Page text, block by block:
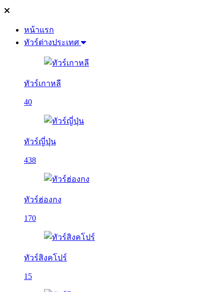
หน้าแรก
ทัวร์ต่างประเทศ
ทัวร์เกาหลี
40
ทัวร์ญี่ปุ่น
438
ทัวร์ฮ่องกง
170
ทัวร์สิงคโปร์
15